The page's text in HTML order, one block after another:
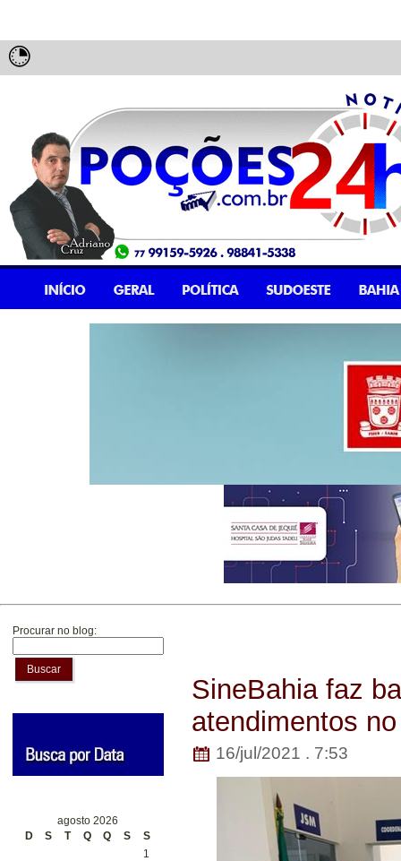
Procurar no blog:
Buscar
agosto 2026
D
S T Q Q S
S
1
SineBahia faz
atendimentos
16/jul/2021 . 7:53